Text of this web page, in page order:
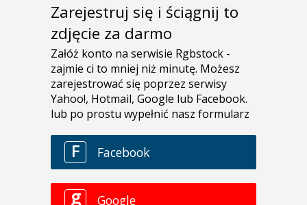
Zarejestruj się i ściągnij to
zdjęcie za darmo